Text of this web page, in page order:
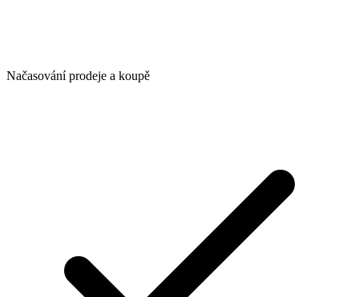
Načasování prodeje a koupě